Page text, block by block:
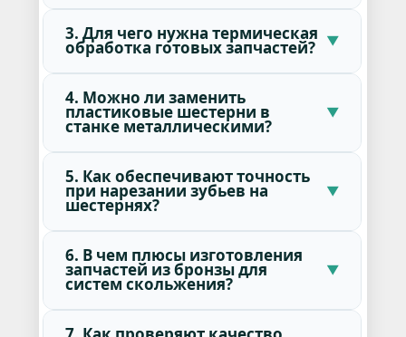
3. Для чего нужна термическая
обработка готовых запчастей?
4. Можно ли заменить
пластиковые шестерни в
станке металлическими?
5. Как обеспечивают точность
при нарезании зубьев на
шестернях?
6. В чем плюсы изготовления
запчастей из бронзы для
систем скольжения?